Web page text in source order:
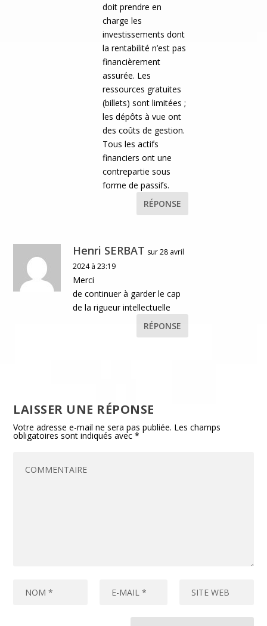
doit prendre en
charge les
investissements dont
la rentabilité n’est pas
financièrement
assurée. Les
ressources gratuites
(billets) sont limitées ;
les dépôts à vue ont
des coûts de gestion.
Tous les actifs
financiers ont une
contrepartie sous
forme de passifs.
RÉPONSE
Henri SERBAT sur 28 avril
2024 à 23:19
Merci
de continuer à garder le cap
de la rigueur intellectuelle
RÉPONSE
LAISSER UNE RÉPONSE
Votre adresse e-mail ne sera pas publiée. Les champs
obligatoires sont indiqués avec*